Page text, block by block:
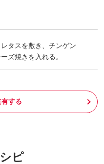
タスを敷き、チンゲン
ズ焼きを入れる。
する
ピ